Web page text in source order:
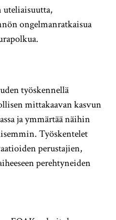
ongelmanratkaisua
työskennellä
mittakaavan kasvun
ja ymmärtää näihin
Työskentelet
perustajien,
perehtyneiden